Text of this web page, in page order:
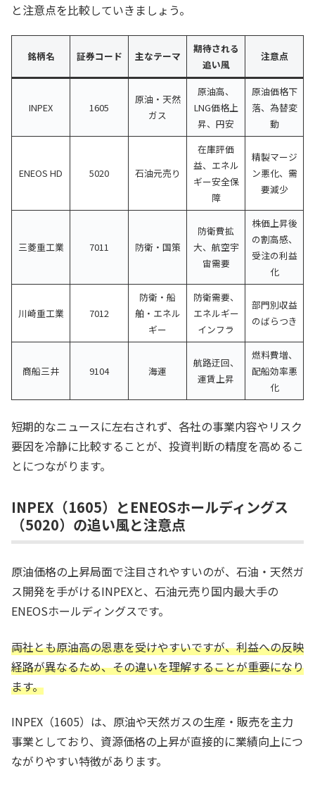
と注意点を比較していきましょう。
銘柄名 証券コード 主なテーマ
期待される
追い風
注意点
INPEX 1605
原油・天然
ガス
原油高、
LNG価格上
昇、円安
原油価格下
落、為替変
動
ENEOS HD 5020 石油元売り
在庫評価
益、エネル
ギー安全保
障
精製マージ
ン悪化、需
要減少
三菱重工業 7011 防衛・国策
防衛費拡
大、航空宇
宙需要
株価上昇後
の割高感、
受注の利益
化
川崎重工業 7012
防衛・船
舶・エネル
ギー
防衛需要、
エネルギー
インフラ
部門別収益
のばらつき
商船三井 9104 海運
航路迂回、
運賃上昇
燃料費増、
配船効率悪
化
短期的なニュースに左右されず、各社の事業内容やリスク
要因を冷静に比較することが、投資判断の精度を高めるこ
とにつながります。
INPEX（1605）とENEOSホールディングス
（5020）の追い風と注意点
原油価格の上昇局面で注目されやすいのが、石油・天然ガ
ス開発を手がけるINPEXと、石油元売り国内最大手の
ENEOSホールディングスです。
両社とも原油高の恩恵を受けやすいですが、利益への反映
経路が異なるため、その違いを理解することが重要になり
ます。
INPEX（1605）は、原油や天然ガスの生産・販売を主力
事業としており、資源価格の上昇が直接的に業績向上につ
ながりやすい特徴があります。